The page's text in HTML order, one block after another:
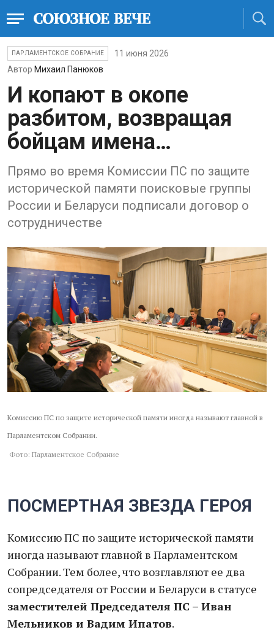
ПАРЛАМЕНТСКОЕ СОБРАНИЕ
11 июня 2026
Автор Михаил Панюков
И копают в окопе
разбитом, возвращая
бойцам имена…
Прямо во время Комиссии ПС по защите
исторической памяти поисковые группы
России и Беларуси подписали договор о
сотрудничестве
Комиссию ПС по защите исторической памяти иногда называют главной в
Парламентском Собрании.
Фото: Парламентское Собрание
ПОСМЕРТНАЯ ЗВЕЗДА ГЕРОЯ
Комиссию ПС по защите исторической памяти
иногда называют главной в Парламентском
Собрании. Тем более, что возглавляют ее два
сопредседателя от России и Беларуси в статусе
заместителей Председателя ПС – Иван
Мельников и Вадим Ипатов.